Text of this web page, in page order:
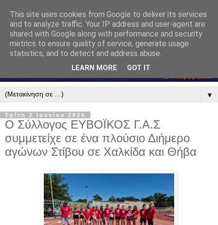
▼
Τρίτη 2 Ιουνίου 2026
Ο Σύλλογος ΕΥΒΟΪΚΟΣ Γ.Α.Σ
συμμετείχε σε ένα πλούσιο Διήμερο
αγώνων Στίβου σε Χαλκίδα και Θήβα
This site uses cookies from Google to deliver its services
and to analyze traffic. Your IP address and user-agent are
shared with Google along with performance and security
metrics to ensure quality of service, generate usage
statistics, and to detect and address abuse.
LEARN MORE GOT IT